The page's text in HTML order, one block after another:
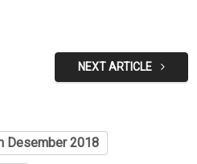
NEXT ARTICLE
Desember 2018